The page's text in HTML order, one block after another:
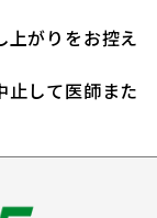
がりをお控え
して医師また